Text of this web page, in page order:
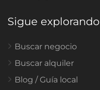
Sigue explorando
Buscar negocio
Buscar alquiler
Blog / Guía local